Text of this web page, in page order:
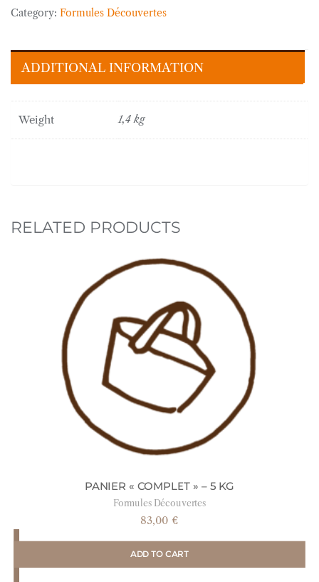
à
-
kg
quantity
Category: Formules Découvertes
ADDITIONAL INFORMATION
Weight 1,4 kg
RELATED PRODUCTS
PANIER « COMPLET » – 5 KG
Formules Découvertes
83,00€
ADD TO CART